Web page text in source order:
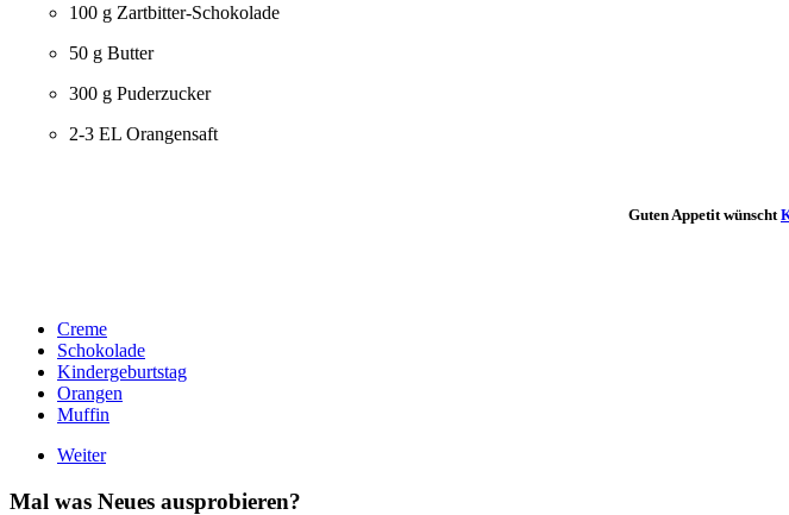
100 g Zartbitter-Schokolade
50 g Butter
300 g Puderzucker
2-3 EL Orangensaft
Guten Appetit wünscht
Creme
Schokolade
Kindergeburtstag
Orangen
Muffin
Weiter
Mal was Neues ausprobieren?